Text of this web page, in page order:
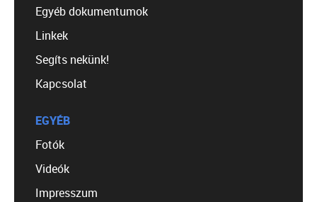
Egyéb dokumentumok
Linkek
Segíts nekünk!
Kapcsolat
EGYÉB
Fotók
Videók
Impresszum